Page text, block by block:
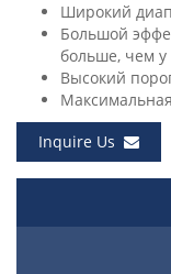
Широкий
Большой
больше, чем у
Высокий
Inquire Us